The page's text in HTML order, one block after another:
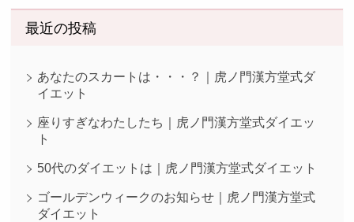
最近の投稿
あなたのスカートは・・・？｜虎ノ門漢方堂式ダ
イエット
座りすぎなわたしたち｜虎ノ門漢方堂式ダイエッ
ト
50代のダイエットは｜虎ノ門漢方堂式ダイエット
ゴールデンウィークのお知らせ｜虎ノ門漢方堂式
ダイエット